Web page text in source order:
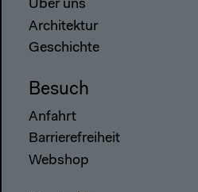
Über uns
Architektur
Geschichte
Besuch
Anfahrt
Barrierefreiheit
Webshop